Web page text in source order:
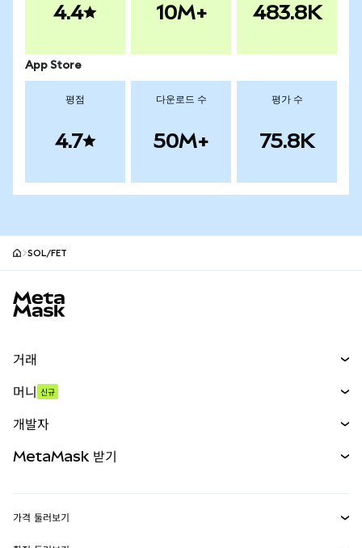
4.4 10M+ 483.8K
App Store
평점
4.7
다운로드 수
50M+
평가 수
75.8K
SOL/FET
거래
무기한 선물
실물자산
머니 신규
개발자
MetaMask 받기
가격 둘러보기